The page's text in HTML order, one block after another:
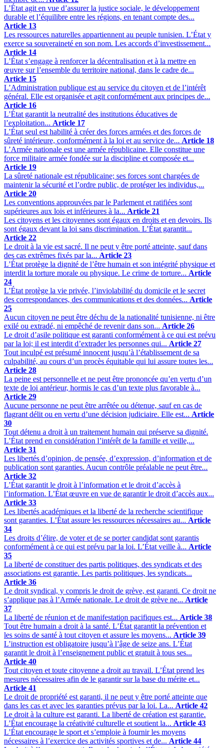
L’État agit en vue d’assurer la justice sociale, le développement
durable et l’équilibre entre les régions, en tenant compte des...
Article 13
Les ressources naturelles appartiennent au peuple tunisien. L’État y
exerce sa souveraineté en son nom. Les accords d’investissement...
Article 14
L’État s’engage à renforcer la décentralisation et à la mettre en
œuvre sur l’ensemble du territoire national, dans le cadre de...
Article 15
L’Administration publique est au service du citoyen et de l’intérêt
général. Elle est organisée et agit conformément aux principes de...
Article 16
L’État garantit la neutralité des institutions éducatives de
l’exploitation... Article 17
L’État seul est habilité à créer des forces armées et des forces de
sûreté intérieure, conformément à la loi et au service de... Article 18
L’Armée nationale est une armée républicaine. Elle constitue une
force militaire armée fondée sur la discipline et composée et...
Article 19
La sûreté nationale est républicaine; ses forces sont chargées de
maintenir la sécurité et l’ordre public, de protéger les individus,...
Article 20
Les conventions approuvées par le Parlement et ratifiées sont
supérieures aux lois et inférieures à la... Article 21
Les citoyens et les citoyennes sont égaux en droits et en devoirs. Ils
sont égaux devant la loi sans discrimination. L’État garantit...
Article 22
Le droit à la vie est sacré. Il ne peut y être porté atteinte, sauf dans
des cas extrêmes fixés par la... Article 23
L’État protège la dignité de l’être humain et son intégrité physique et
interdit la torture morale ou physique. Le crime de torture... Article
24
L’État protège la vie privée, l’inviolabilité du domicile et le secret
des correspondances, des communications et des données... Article
25
Aucun citoyen ne peut être déchu de la nationalité tunisienne, ni être
exilé ou extradé, ni empêché de revenir dans son... Article 26
Le droit d’asile politique est garanti conformément à ce qui est prévu
par la loi; il est interdit d’extrader les personnes qui... Article 27
Tout inculpé est présumé innocent jusqu’à l’établissement de sa
culpabilité, au cours d’un procès équitable qui lui assure toutes les...
Article 28
La peine est personnelle et ne peut être prononcée qu’en vertu d’un
texte de loi antérieur, hormis le cas d’un texte plus favorable à...
Article 29
Aucune personne ne peut être arrêtée ou détenue, sauf en cas de
flagrant délit ou en vertu d’une décision judiciaire. Elle est... Article
30
Tout détenu a droit à un traitement humain qui préserve sa dignité.
L’État prend en considération l’intérêt de la famille et veille,...
Article 31
Les libertés d’opinion, de pensée, d’expression, d’information et de
publication sont garanties. Aucun contrôle préalable ne peut être...
Article 32
L’État garantit le droit à l’information et le droit d’accès à
l’information. L’État œuvre en vue de garantir le droit d’accès aux...
Article 33
Les libertés académiques et la liberté de la recherche scientifique
sont garanties. L’État assure les ressources nécessaires au... Article
34
Les droits d’élire, de voter et de se porter candidat sont garantis
conformément à ce qui est prévu par la loi. L’État veille à... Article
35
La liberté de constituer des partis politiques, des syndicats et des
associations est garantie. Les partis politiques, les syndicats...
Article 36
Le droit syndical, y compris le droit de grève, est garanti. Ce droit ne
s’applique pas à l’Armée nationale. Le droit de grève ne... Article
37
La liberté de réunion et de manifestation pacifiques est... Article 38
Tout être humain a droit à la santé. L’État garantit la prévention et
les soins de santé à tout citoyen et assure les moyens... Article 39
L’instruction est obligatoire jusqu’à l’âge de seize ans. L’État
garantit le droit à l’enseignement public et gratuit à tous ses...
Article 40
Tout citoyen et toute citoyenne a droit au travail. L’État prend les
mesures nécessaires afin de le garantir sur la base du mérite et...
Article 41
Le droit de propriété est garanti, il ne peut y être porté atteinte que
dans les cas et avec les garanties prévus par la loi. La... Article 42
Le droit à la culture est garanti. La liberté de création est garantie.
L’État encourage la créativité culturelle et soutient la... Article 43
L’État encourage le sport et s’emploie à fournir les moyens
nécessaires à l’exercice des activités sportives et de... Article 44